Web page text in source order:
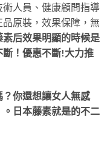
人員、健康顧問指導
原裝，效果保障，無
后效果明顯的時候是
！優惠不斷!大力推
你還想讓女人無感
日本藤素就是的不二